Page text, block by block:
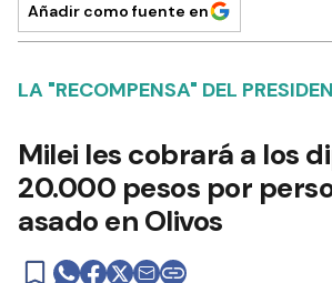
Añadir como fuente en
LA "RECOMPENSA" DEL
Milei les cobrará a los
20.000 pesos por
asado en Olivos